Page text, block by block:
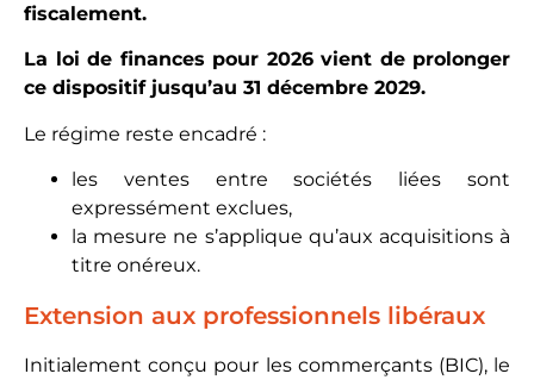
fiscalement.
La loi de finances pour 2026 vient de prolonger
ce dispositif jusqu’au 31 décembre 2029.
Le régime reste encadré :
les ventes entre sociétés liées sont
expressément exclues,
la mesure ne s’applique qu’aux acquisitions à
titre onéreux.
Extension aux professionnels libéraux
Initialement conçu pour les commerçants (BIC), le